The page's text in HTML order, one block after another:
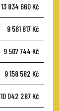
13 834 660 Kč
9 561 817 Kč
9 507 744 Kč
9 158 582 Kč
10 042 287 Kč